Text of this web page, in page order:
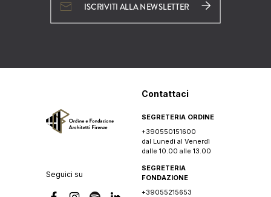
ISCRIVITI ALLA NEWSLETTER
Seguici su
Contattaci
SEGRETERIA ORDINE
+390550151600
dal Lunedì al Venerdì
dalle 10.00 alle 13.00
SEGRETERIA
FONDAZIONE
+39055215653